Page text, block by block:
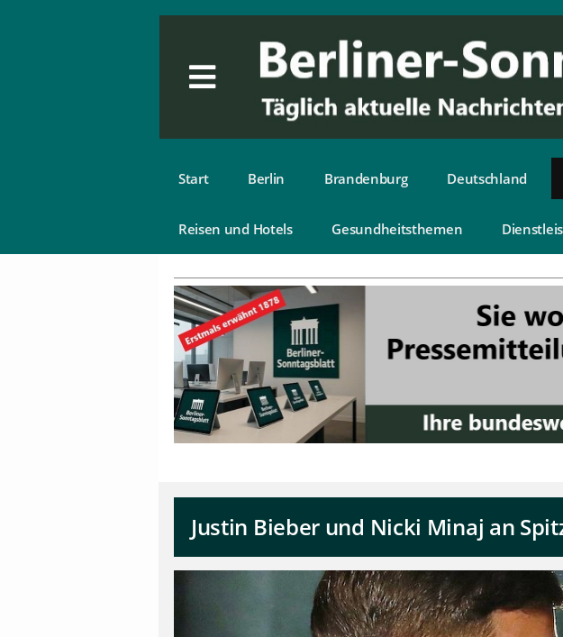
Start Berlin Brandenburg Deutschland
Reisen und Hotels Gesundheitsthemen
Justin Bieber und Nicki Minaj an